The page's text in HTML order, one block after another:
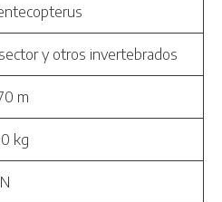
y otros invertebrados
m
kg